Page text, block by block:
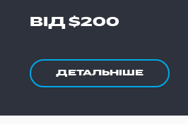
ВІД $200
ДЕТАЛЬНІШЕ